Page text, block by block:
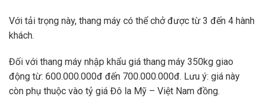
Với tải trọng này, thang máy có thể chở được từ 3 đến 4 hành
khách.
Đối với thang máy nhập khẩu giá thang máy 350kg giao
động từ: 600.000.000đ đến 700.000.000đ. Lưu ý: giá này
còn phụ thuộc vào tỷ giá Đô la Mỹ – Việt Nam đồng.